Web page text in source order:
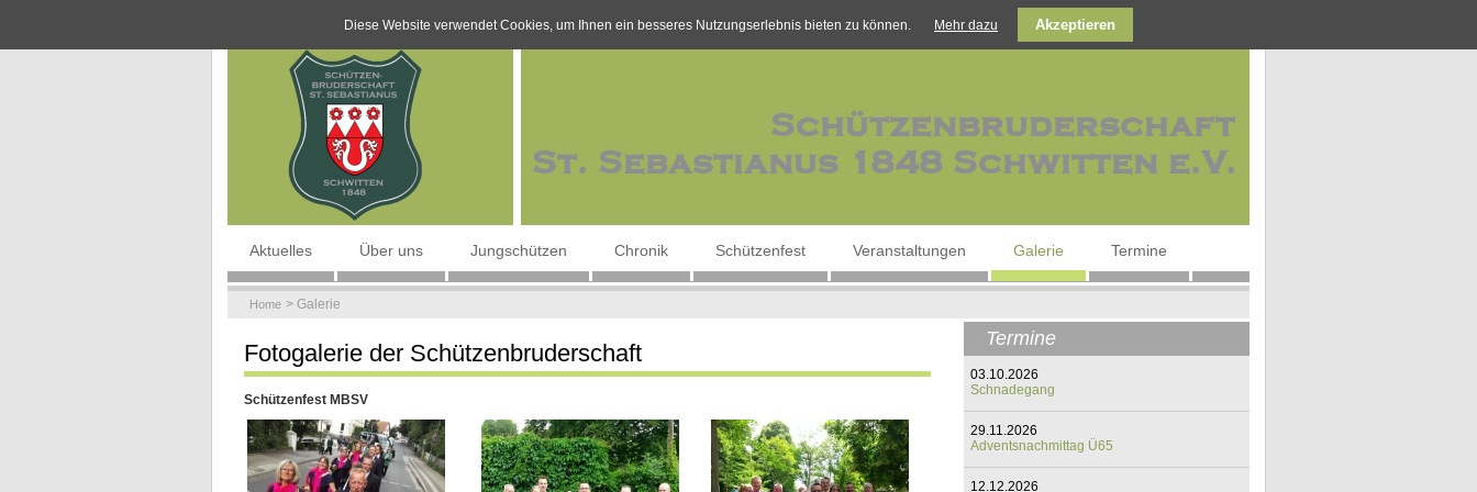
Navigation
Aktuelles Über uns Jungschützen Chronik Schützenfest Veranstaltungen Galerie Termine
Home Galerie
Fotogalerie der Schützenbruderschaft
Schützenfest MBSV
Termine
03.10.2026
Schnadegang
29.11.2026
Adventsnachmittag Ü65
12.12.2026
Diese Website verwendet Cookies, um Ihnen ein besseres Nutzungserlebnis bieten zu können. Mehr dazu Akzeptieren